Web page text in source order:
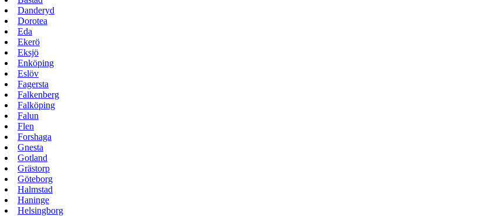
Danderyd
Dorotea
Eda
Ekerö
Eksjö
Enköping
Eslöv
Fagersta
Falkenberg
Falköping
Falun
Flen
Forshaga
Gnesta
Gotland
Grästorp
Göteborg
Halmstad
Haninge
Helsingborg